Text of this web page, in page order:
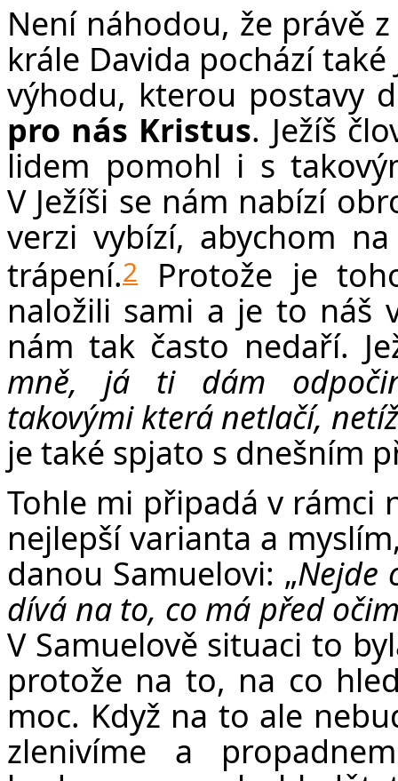
Není náhodou, že právě
krále Davida pochází
výhodu, kterou postavy
pro nás Kristus. Ježíš
lidem pomohl i s
V Ježíši se nám nabízí
verzi vybízí, abychom
trápení.2
Protože je
naložili sami a je to náš
nám tak často nedaří.
mně, já ti dám
takovými která netlačí,
je také spjato s dnešním
Tohle mi připadá v rámci
nejlepší varianta a
danou Samuelovi: „Nejde
dívá na to, co má před
V Samuelově situaci to
protože na to, na co
moc. Když na to ale
zlenivíme a